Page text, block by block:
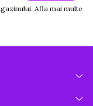
Afla mai multe